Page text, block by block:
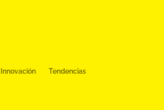
Innovación Tendencias